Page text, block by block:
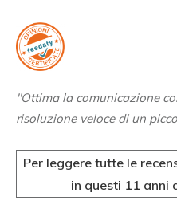
"Ottima la comunicazione
risoluzione veloce di un
Per leggere tutte le
in questi 11 anni